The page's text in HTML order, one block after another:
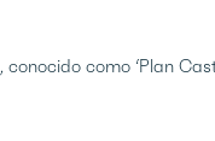
como ‘Plan